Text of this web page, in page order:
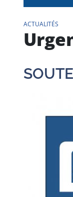
ACTUALITÉS